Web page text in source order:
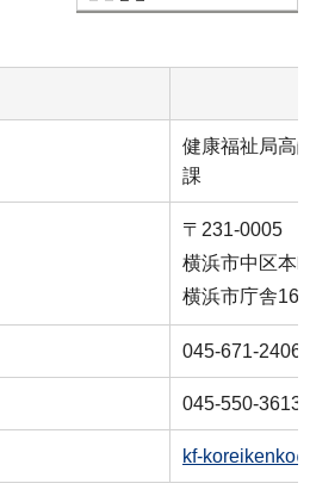
健康福祉局高
課
〒231-0005
横浜市中区本
横浜市庁舎16
045-671-2406
045-550-3613
kf-